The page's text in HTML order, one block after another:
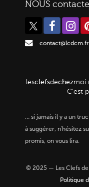
NOUS
contact@lcdcm.fr
lesclefsdechezmoi
C'est
… si jamais il y a un
à suggérer, n'hésitez
promis, on vous lira.
© 2025 — Les Clefs
Politique